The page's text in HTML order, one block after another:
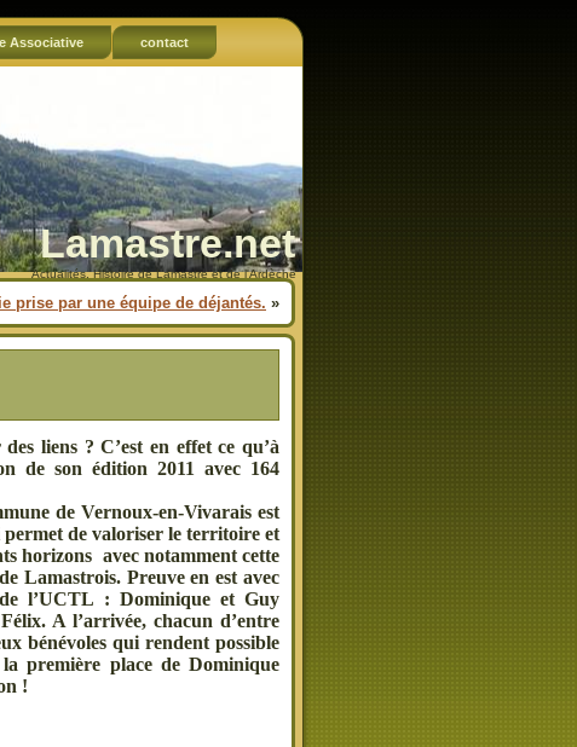
Associative contact
Lamastre.net
Actualités, Histoire de Lamastre et de l'Ardèche
prise par une équipe de déjantés. »
liens ? C’est en effet ce qu’à
de son édition 2011 avec 164
de Vernoux-en-Vivarais est
permet de valoriser le territoire et
horizons avec notamment cette
Lamastrois. Preuve en est avec
l’UCTL : Dominique et Guy
A l’arrivée, chacun d’entre
bénévoles qui rendent possible
première place de Dominique
!